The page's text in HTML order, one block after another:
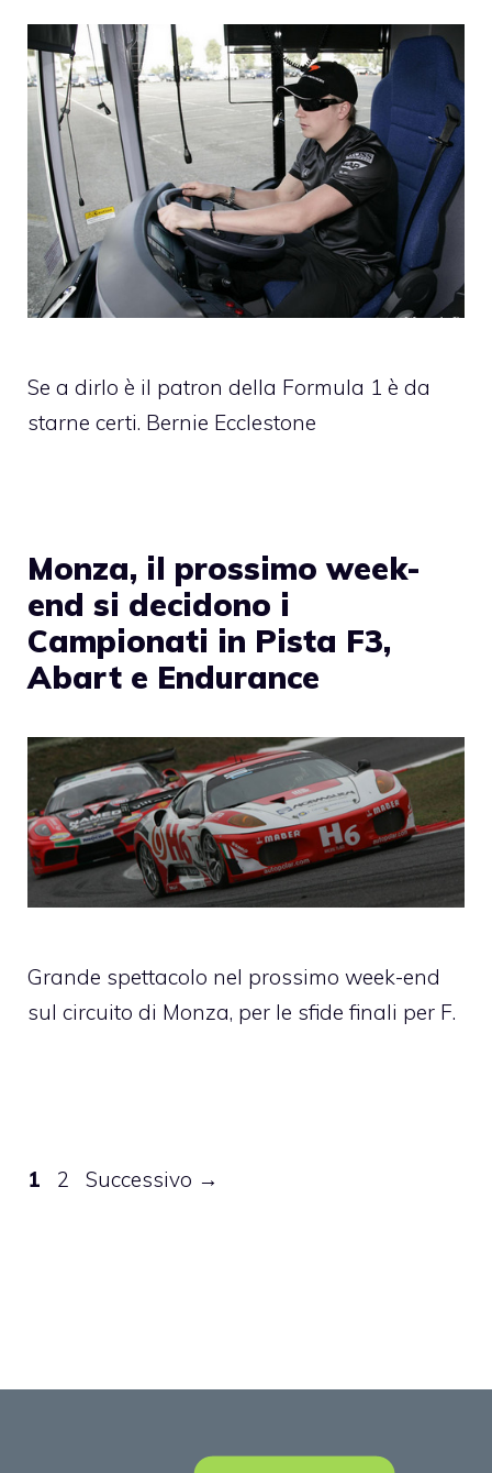
Se a dirlo è il patron della Formula 1 è da
starne certi. Bernie Ecclestone
Monza, il prossimo week-
end si decidono i
Campionati in Pista F3,
Abart e Endurance
Grande spettacolo nel prossimo week-end
sul circuito di Monza, per le sfide finali per F.
Pagina
1 Pagina
2 Successivo →